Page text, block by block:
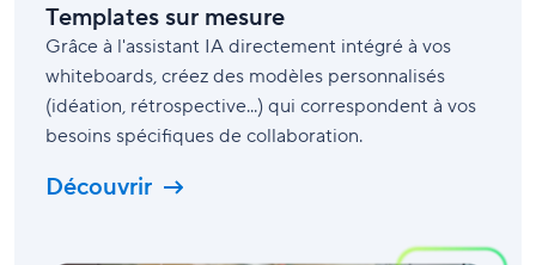
Templates sur mesure
Grâce à l'assistant IA directement intégré à vos
whiteboards, créez des modèles personnalisés
(idéation, rétrospective...) qui correspondent à vos
besoins spécifiques de collaboration.
Découvrir